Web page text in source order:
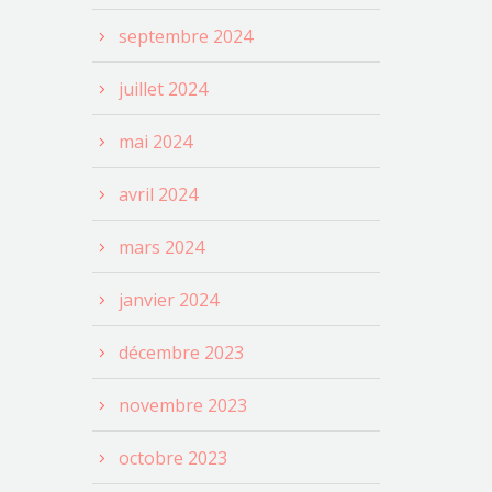
septembre 2024
juillet 2024
mai 2024
avril 2024
mars 2024
janvier 2024
décembre 2023
novembre 2023
octobre 2023